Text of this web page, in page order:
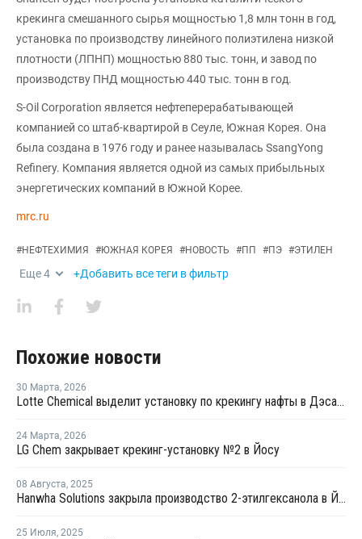
крекинга смешанного сырья мощностью 1,8 млн тонн в год,
установка по производству линейного полиэтилена низкой
плотности (ЛПНП) мощностью 880 тыс. тонн, и завод по
производству ПНД мощностью 440 тыс. тонн в год.
S-Oil Corporation является нефтеперерабатывающей
компанией со штаб-квартирой в Сеуле, Южная Корея. Она
была создана в 1976 году и ранее называлась SsangYong
Refinery. Компания является одной из самых прибыльных
энергетических компаний в Южной Корее.
mrc.ru
#НЕФТЕХИМИЯ #ЮЖНАЯ КОРЕЯ #НОВОСТЬ #ПП #ПЭ #ЭТИЛЕН
Еще4 +Добавить все теги в фильтр
Похожие новости
30 Марта, 2026
Lotte Chemical выделит установку по крекингу нафты в Дэсане и объединится с HD Hyundai Chemical
24 Марта, 2026
LG Chem закрывает крекинг-установку №2 в Йосу
08 Августа, 2025
Hanwha Solutions закрыла производство 2-этилгексанола в Йосу
25 Июля, 2025